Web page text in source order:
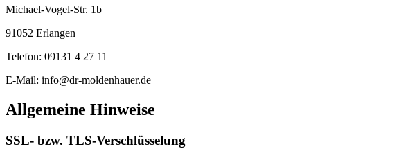
Michael-Vogel-Str. 1b
91052 Erlangen
Telefon: 09131 4 27 11
E-Mail: info@dr-moldenhauer.de
Allgemeine Hinweise
SSL- bzw. TLS-Verschlüsselung